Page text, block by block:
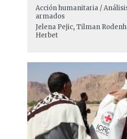
Acción humanitaria /
armados
Jelena Pejic, Tilman
Herbet